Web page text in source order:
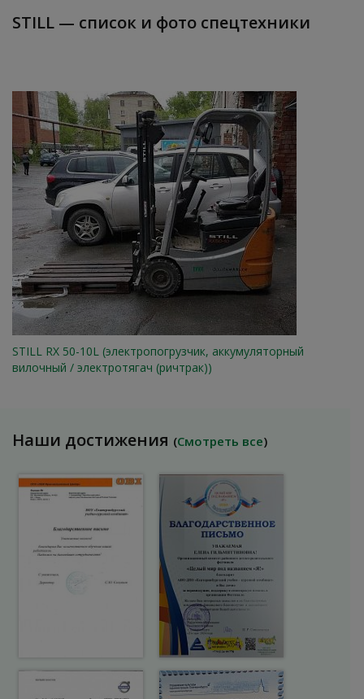
STILL — список и фото спецтехники
STILL RX 50-10L (электропогрузчик, аккумуляторный
вилочный / электротягач (ричтрак))
Наши достижения (Смотреть все)